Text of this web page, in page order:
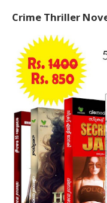
Crime Thriller